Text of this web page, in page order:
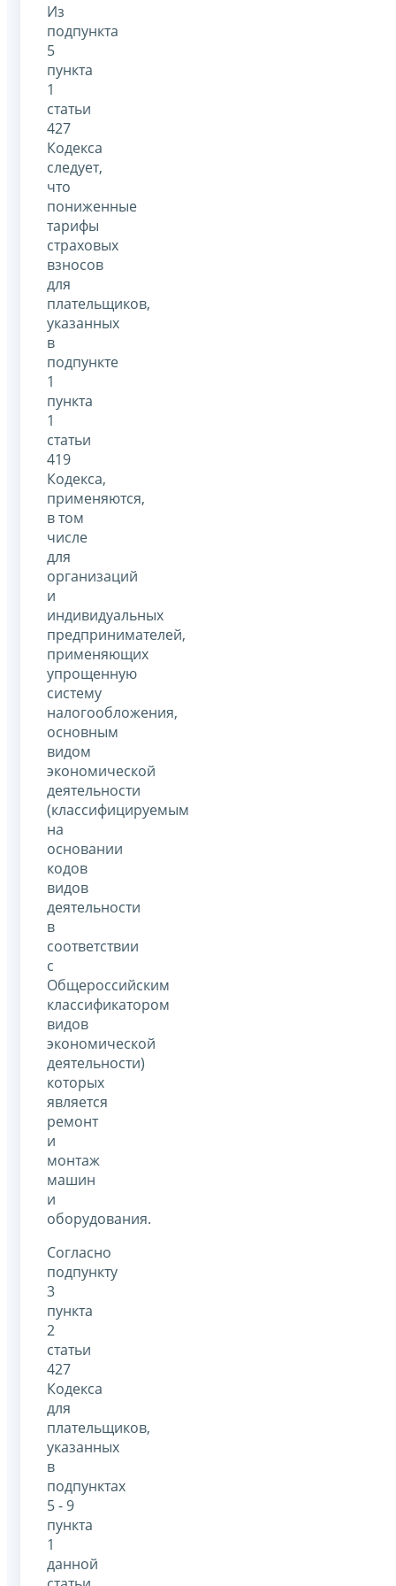
Из
подпункта
5
пункта
1
статьи
427
Кодекса
следует,
что
пониженные
тарифы
страховых
взносов
для
плательщиков,
указанных
в
подпункте
1
пункта
1
статьи
419
Кодекса,
применяются,
в том
числе
для
организаций
и
индивидуальных
предпринимателей,
применяющих
упрощенную
систему
налогообложения,
основным
видом
экономической
деятельности
(классифицируемым
на
основании
кодов
видов
деятельности
в
соответствии
с
Общероссийским
классификатором
видов
экономической
деятельности)
которых
является
ремонт
и
монтаж
машин
и
оборудования.
Согласно
подпункту
3
пункта
2
статьи
427
Кодекса
для
плательщиков,
указанных
в
подпунктах
5 - 9
пункта
1
данной